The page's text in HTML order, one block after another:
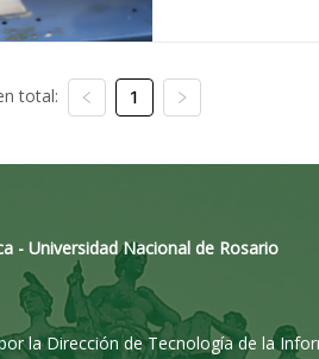
total: 1
- Universidad Nacional de Rosario
la Dirección de Tecnología de la